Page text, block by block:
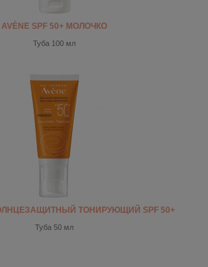
AVÈNE SPF 50+ МОЛОЧКО
Туба 100 мл
ТОНИРУЮЩИЙ SPF 50+
Туба 50 мл